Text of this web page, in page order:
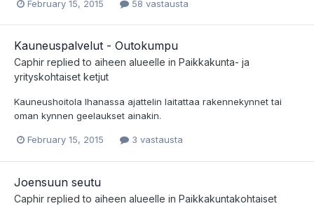
February 15, 2015 58 vastausta
Kauneuspalvelut - Outokumpu
Caphir replied to aiheen alueelle in Paikkakunta- ja
yrityskohtaiset ketjut
Kauneushoitola Ihanassa ajattelin laitattaa rakennekynnet tai
oman kynnen geelaukset ainakin.
February 15, 2015 3 vastausta
Joensuun seutu
Caphir replied to aiheen alueelle in Paikkakuntakohtaiset